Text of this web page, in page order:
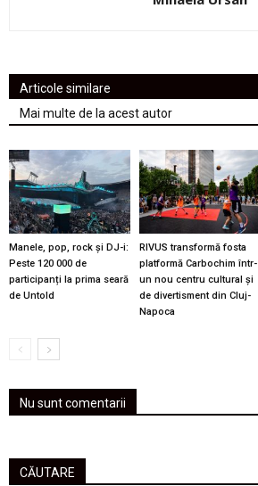
Articole similare
Mai multe de la acest autor
Manele, pop, rock și DJ-i:
Peste 120 000 de
participanți la prima seară
de Untold
RIVUS transformă fosta
platformă Carbochim într-
un nou centru cultural și
de divertisment din Cluj-
Napoca
Nu sunt comentarii
CĂUTARE